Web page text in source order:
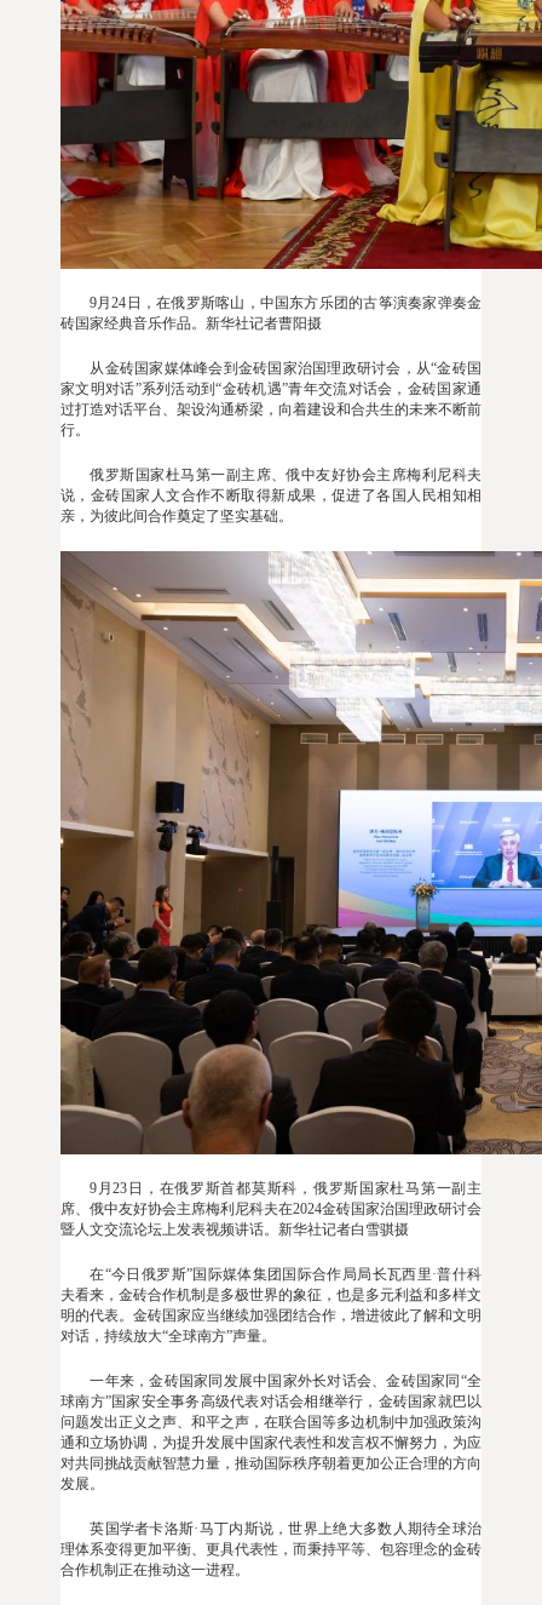
9月24日，在俄罗斯喀山，中国东方乐团的古筝演奏家弹奏金
砖国家经典音乐作品。新华社记者曹阳摄
从金砖国家媒体峰会到金砖国家治国理政研讨会，从“金砖国
家文明对话”系列活动到“金砖机遇”青年交流对话会，金砖国家通
过打造对话平台、架设沟通桥梁，向着建设和合共生的未来不断前
行。
俄罗斯国家杜马第一副主席、俄中友好协会主席梅利尼科夫
说，金砖国家人文合作不断取得新成果，促进了各国人民相知相
亲，为彼此间合作奠定了坚实基础。
9月23日，在俄罗斯首都莫斯科，俄罗斯国家杜马第一副主
席、俄中友好协会主席梅利尼科夫在2024金砖国家治国理政研讨会
暨人文交流论坛上发表视频讲话。新华社记者白雪骐摄
在“今日俄罗斯”国际媒体集团国际合作局局长瓦西里·普什科
夫看来，金砖合作机制是多极世界的象征，也是多元利益和多样文
明的代表。金砖国家应当继续加强团结合作，增进彼此了解和文明
对话，持续放大“全球南方”声量。
一年来，金砖国家同发展中国家外长对话会、金砖国家同“全
球南方”国家安全事务高级代表对话会相继举行，金砖国家就巴以
问题发出正义之声、和平之声，在联合国等多边机制中加强政策沟
通和立场协调，为提升发展中国家代表性和发言权不懈努力，为应
对共同挑战贡献智慧力量，推动国际秩序朝着更加公正合理的方向
发展。
英国学者卡洛斯·马丁内斯说，世界上绝大多数人期待全球治
理体系变得更加平衡、更具代表性，而秉持平等、包容理念的金砖
合作机制正在推动这一进程。